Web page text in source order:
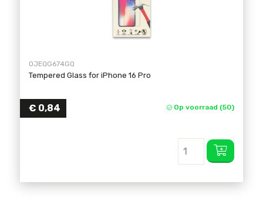
OJEQG674GQ
Tempered Glass for iPhone 16 Pro
€ 0,84 Op voorraad (50)